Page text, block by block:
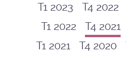
T1 2023
T4 2022
T1 2022
T4 2021
T1 2021
T4 2020